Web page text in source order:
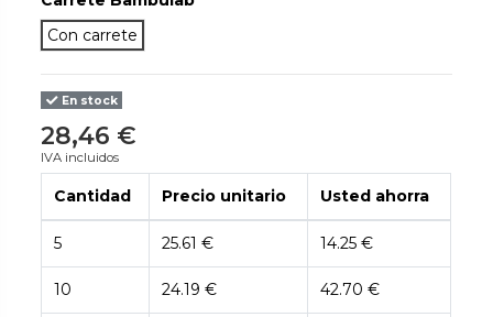
Con carrete
En stock
28,46 €
IVA incluidos
Cantidad Precio unitario Usted ahorra
5 25.61 € 14.25 €
10 24.19 € 42.70 €